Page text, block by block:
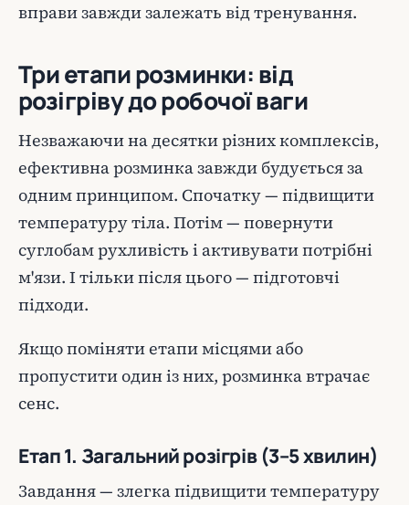
вправи завжди залежать від тренування.
Три етапи розминки: від
розігріву до робочої ваги
Незважаючи на десятки різних комплексів,
ефективна розминка завжди будується за
одним принципом. Спочатку — підвищити
температуру тіла. Потім — повернути
суглобам рухливість і активувати потрібні
м'язи. І тільки після цього — підготовчі
підходи.
Якщо поміняти етапи місцями або
пропустити один із них, розминка втрачає
сенс.
Етап 1. Загальний розігрів (3–5 хвилин)
Завдання — злегка підвищити температуру